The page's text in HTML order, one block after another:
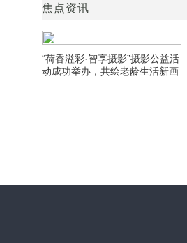
焦点资讯
“荷香溢彩·智享摄影”摄影公益活
动成功举办，共绘老龄生活新画